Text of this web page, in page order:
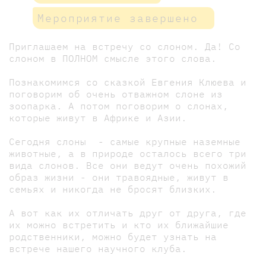
Мероприятие завершено
Приглашаем на встречу со слоном. Да! Со
слоном в ПОЛНОМ смысле этого слова.
Познакомимся со сказкой Евгения Клюева и
поговорим об очень отважном слоне из
зоопарка. А потом поговорим о слонах,
которые живут в Африке и Азии.
Сегодня слоны - самые крупные наземные
животные, а в природе осталось всего три
вида слонов. Все они ведут очень похожий
образ жизни - они травоядные, живут в
семьях и никогда не бросят близких.
А вот как их отличать друг от друга, где
их можно встретить и кто их ближайшие
родственники, можно будет узнать на
встрече нашего научного клуба.